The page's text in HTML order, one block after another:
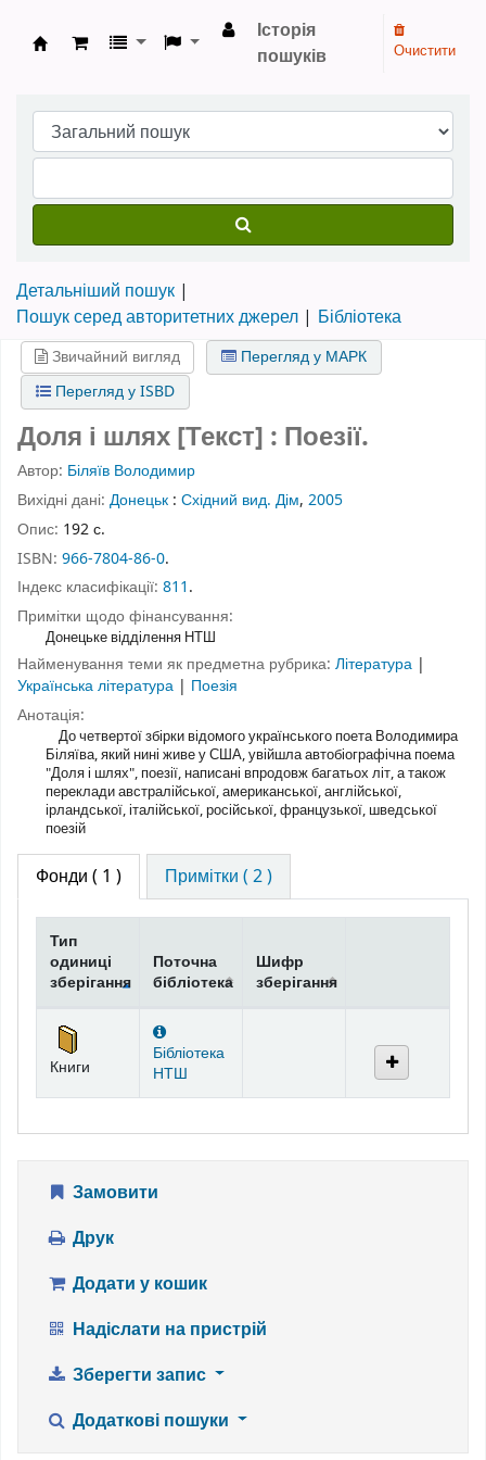
Бібліотека НТШ › Електронний каталог
Історія
пошуків
Очистити
Детальніший пошук
Пошук серед авторитетних джерел
Бібліотека
Звичайний вигляд
Перегляд у МАРК
Перегляд у ISBD
Доля і шлях [Текст] : Поезії.
Автор: Біляїв Володимир
Вихідні дані: Донецьк : Східний вид. Дім, 2005
Опис: 192 с.
ISBN: 966-7804-86-0.
Індекс класифікації: 811.
Примітки щодо фінансування:
Донецьке відділення НТШ
Найменування теми як предметна рубрика: Література |
Українська література | Поезія
Анотація:
До четвертої збірки відомого українського поета Володимира
Біляїва, який нині живе у США, увійшла автобіографічна поема
"Доля і шлях", поезії, написані впродовж багатьох літ, а також
переклади австралійської, американської, англійської,
ірландської, італійської, російської, французької, шведської
поезій
Фонди ( 1 ) Примітки ( 2 )
Тип
одиниці
зберігання
Поточна
бібліотека
Шифр
зберігання
Книги
Бібліотека
НТШ
Замовити
Друк
Додати у кошик
Надіслати на пристрій
Зберегти запис
Додаткові пошуки